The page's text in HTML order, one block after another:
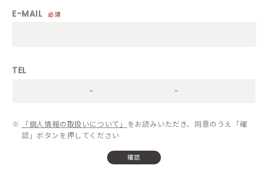
E-MAIL 必須
TEL
- -
※ 「個人情報の取扱いについて」 をお読みいただき、同意のうえ「確
認」ボタンを押してください